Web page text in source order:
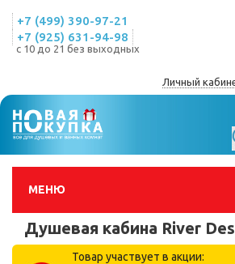
+7 (499) 390-97-21
+7 (925) 631-94-98
с 10 до 21 без выходных
Личный
МЕНЮ
Душевая кабина River
Товар участвует в акции: